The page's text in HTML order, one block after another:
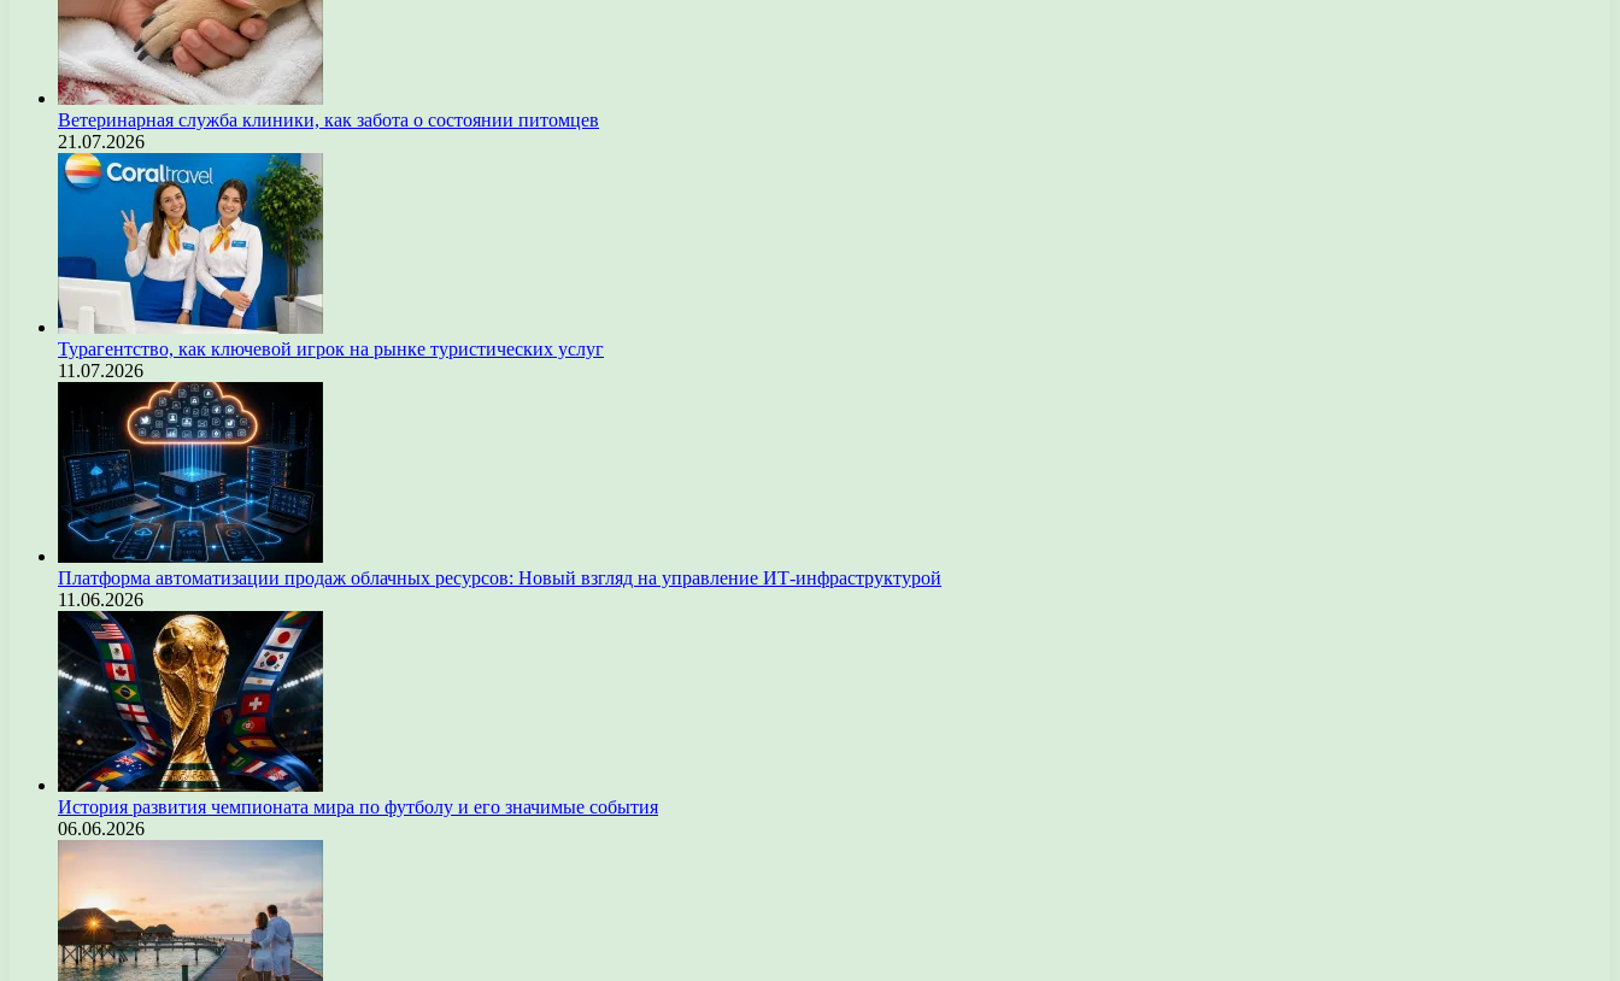
Ветеринарная служба клиники, как забота о состоянии питомцев
21.07.2026
Турагентство, как ключевой игрок на рынке туристических услуг
11.07.2026
Платформа автоматизации продаж облачных ресурсов: Новый взгляд на управление ИТ-инфраструктурой
11.06.2026
История развития чемпионата мира по футболу и его значимые события
06.06.2026